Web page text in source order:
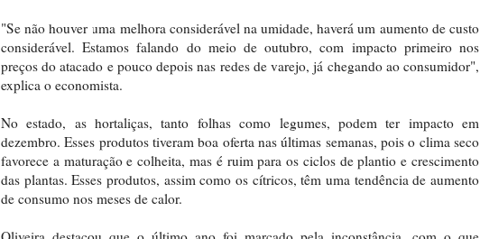
"Se não houver uma melhora considerável na umidade, haverá um aumento de custo
considerável. Estamos falando do meio de outubro, com impacto primeiro nos
preços do atacado e pouco depois nas redes de varejo, já chegando ao consumidor",
explica o economista.
No estado, as hortaliças, tanto folhas como legumes, podem ter impacto em
dezembro. Esses produtos tiveram boa oferta nas últimas semanas, pois o clima seco
favorece a maturação e colheita, mas é ruim para os ciclos de plantio e crescimento
das plantas. Esses produtos, assim como os cítricos, têm uma tendência de aumento
de consumo nos meses de calor.